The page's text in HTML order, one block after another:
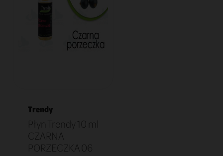
Trendy
Płyn Trendy 10 ml
CZARNA
PORZECZKA 06